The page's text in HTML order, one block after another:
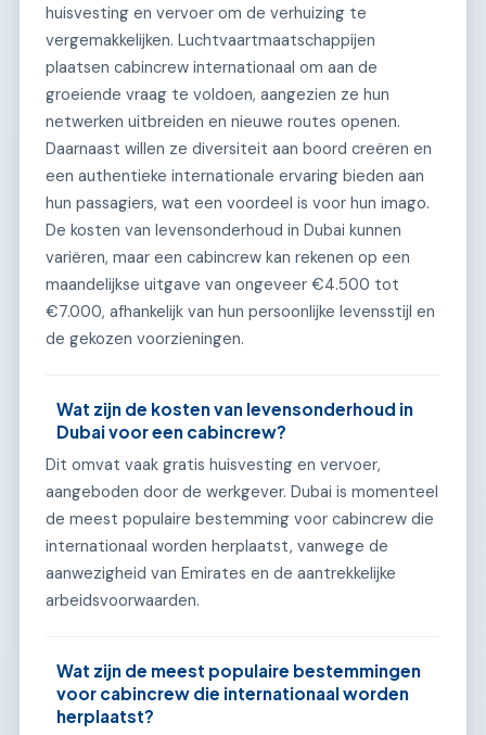
huisvesting en vervoer om de verhuizing te
vergemakkelijken. Luchtvaartmaatschappijen
plaatsen cabincrew internationaal om aan de
groeiende vraag te voldoen, aangezien ze hun
netwerken uitbreiden en nieuwe routes openen.
Daarnaast willen ze diversiteit aan boord creëren en
een authentieke internationale ervaring bieden aan
hun passagiers, wat een voordeel is voor hun imago.
De kosten van levensonderhoud in Dubai kunnen
variëren, maar een cabincrew kan rekenen op een
maandelijkse uitgave van ongeveer €4.500 tot
€7.000, afhankelijk van hun persoonlijke levensstijl en
de gekozen voorzieningen.
Wat zijn de kosten van levensonderhoud in
Dubai voor een cabincrew?
Dit omvat vaak gratis huisvesting en vervoer,
aangeboden door de werkgever. Dubai is momenteel
de meest populaire bestemming voor cabincrew die
internationaal worden herplaatst, vanwege de
aanwezigheid van Emirates en de aantrekkelijke
arbeidsvoorwaarden.
Wat zijn de meest populaire bestemmingen
voor cabincrew die internationaal worden
herplaatst?